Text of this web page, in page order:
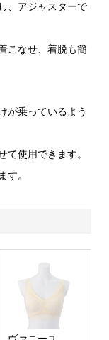
、アジャスターで
こなせ、着脱も簡
が乗っているよう
て使用できます。
す。